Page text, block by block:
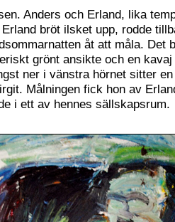
Anders och Erland, lika
bröt ilsket upp, rodde
åt att måla. Det
grönt ansikte och en kavaj
ner i vänstra hörnet sitter
Målningen fick hon av
i ett av hennes sällskapsrum.